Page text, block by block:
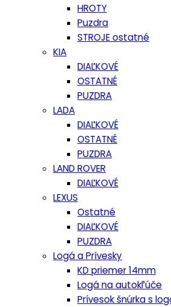
HROTY
Puzdra
STROJE ostatné
KIA
DIAĽKOVÉ
OSTATNÉ
PUZDRA
LADA
DIAĽKOVÉ
OSTATNÉ
PUZDRA
LAND ROVER
DIAĽKOVÉ
LEXUS
Ostatné
DIAĽKOVÉ
PUZDRA
Logá a Prívesky
KD priemer 14mm
Logá na autokľúče
Prívesok šnúrka s